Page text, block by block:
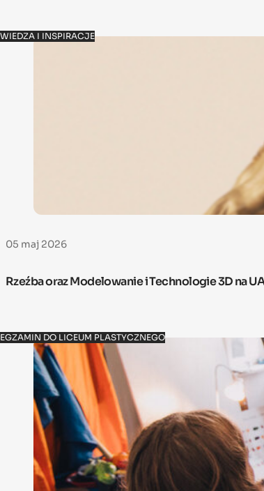
WIEDZA I INSPIRACJE
05 maj 2026
Rzeźba oraz Modelowanie i Technologie 3D na
EGZAMIN DO LICEUM PLASTYCZNEGO